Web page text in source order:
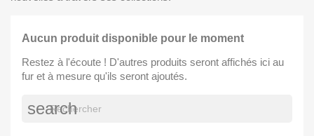
Aucun produit disponible pour le moment
Restez à l'écoute ! D'autres produits seront affichés ici au
fur et à mesure qu'ils seront ajoutés.
search